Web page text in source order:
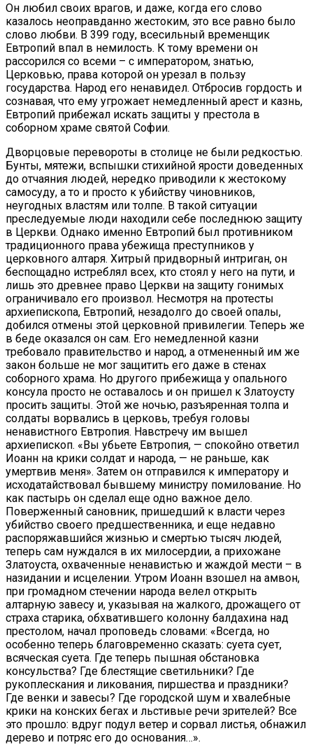
Он любил своих врагов, и даже, когда его слово
казалось неоправданно жестоким, это все равно было
слово любви. В 399 году, всесильный временщик
Евтропий впал в немилость. К тому времени он
рассорился со всеми – с императором, знатью,
Церковью, права которой он урезал в пользу
государства. Народ его ненавидел. Отбросив гордость и
сознавая, что ему угрожает немедленный арест и казнь,
Евтропий прибежал искать защиты у престола в
соборном храме святой Софии.
Дворцовые перевороты в столице не были редкостью.
Бунты, мятежи, вспышки стихийной ярости доведенных
до отчаяния людей, нередко приводили к жестокому
самосуду, а то и просто к убийству чиновников,
неугодных властям или толпе. В такой ситуации
преследуемые люди находили себе последнюю защиту
в Церкви. Однако именно Евтропий был противником
традиционного права убежища преступников у
церковного алтаря. Хитрый придворный интриган, он
беспощадно истреблял всех, кто стоял у него на пути, и
лишь это древнее право Церкви на защиту гонимых
ограничивало его произвол. Несмотря на протесты
архиепископа, Евтропий, незадолго до своей опалы,
добился отмены этой церковной привилегии. Теперь же
в беде оказался он сам. Его немедленной казни
требовало правительство и народ, а отмененный им же
закон больше не мог защитить его даже в стенах
соборного храма. Но другого прибежища у опального
консула просто не оставалось и он пришел к Златоусту
просить защиты. Этой же ночью, разъяренная толпа и
солдаты ворвались в церковь, требуя головы
ненавистного Евтропия. Навстречу им вышел
архиепископ. «Вы убьете Евтропия, — спокойно ответил
Иоанн на крики солдат и народа, — не раньше, как
умертвив меня». Затем он отправился к императору и
исходатайствовал бывшему министру помилование. Но
как пастырь он сделал еще одно важное дело.
Поверженный сановник, пришедший к власти через
убийство своего предшественника, и еще недавно
распоряжавшийся жизнью и смертью тысяч людей,
теперь сам нуждался в их милосердии, а прихожане
Златоуста, охваченные ненавистью и жаждой мести – в
назидании и исцелении. Утром Иоанн взошел на амвон,
при громадном стечении народа велел открыть
алтарную завесу и, указывая на жалкого, дрожащего от
страха старика, обхватившего колонну балдахина над
престолом, начал проповедь словами: «Всегда, но
особенно теперь благовременно сказать: суета сует,
всяческая суета. Где теперь пышная обстановка
консульства? Где блестящие светильники? Где
рукоплескания и ликования, пиршества и праздники?
Где венки и завесы? Где городской шум и хвалебные
крики на конских бегах и льстивые речи зрителей? Все
это прошло: вдруг подул ветер и сорвал листья, обнажил
дерево и потряс его до основания…».